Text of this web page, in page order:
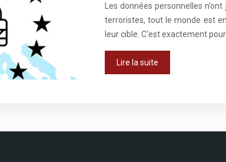
Les données personnelles
terroristes, tout le monde est
leur cible. C’est exactement
Lire la suite